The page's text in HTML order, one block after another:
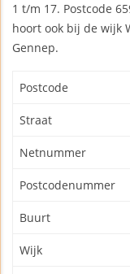
1 t/m 17. Postcode
hoort ook bij de wijk
Gennep.
Postcode
Straat
Netnummer
Postcodenummer
Buurt
Wijk